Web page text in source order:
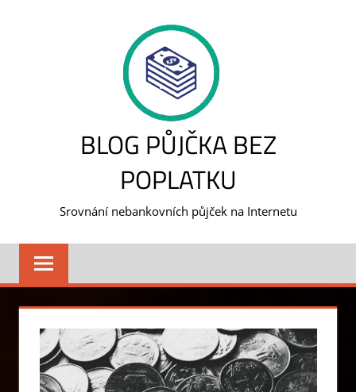
BLOG PŮJČKA BEZ
POPLATKU
Srovnání nebankovních půjček na Internetu